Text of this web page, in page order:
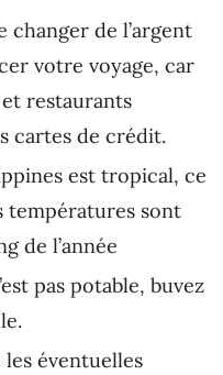
changer de l’argent
votre voyage, car
restaurants
cartes de crédit.
est tropical, ce
températures sont
de l’année
pas potable, buvez
éventuelles